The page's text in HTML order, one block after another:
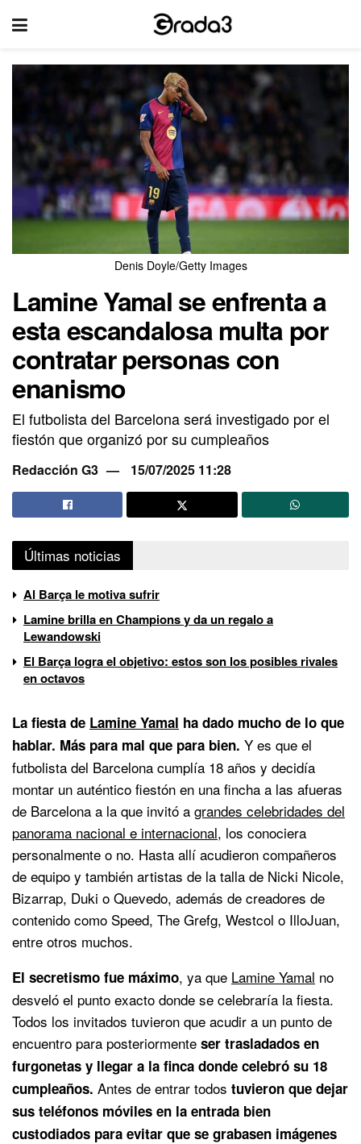
Denis Doyle/Getty Images
Lamine Yamal se enfrenta a
esta escandalosa multa por
contratar personas con
enanismo
El futbolista del Barcelona será investigado por el
fiestón que organizó por su cumpleaños
Redacción G3 15/07/2025 11:28
Últimas noticias
Al Barça le motiva sufrir
Lamine brilla en Champions y da un regalo a
Lewandowski
El Barça logra el objetivo: estos son los posibles rivales
en octavos
La fiesta de Lamine Yamal ha dado mucho de lo que
hablar. Más para mal que para bien. Y es que el
futbolista del Barcelona cumplía 18 años y decidía
montar un auténtico fiestón en una fincha a las afueras
de Barcelona a la que invitó a grandes celebridades del
panorama nacional e internacional, los conociera
personalmente o no. Hasta allí acudieron compañeros
de equipo y también artistas de la talla de Nicki Nicole,
Bizarrap, Duki o Quevedo, además de creadores de
contenido como Speed, The Grefg, Westcol o IlloJuan,
entre otros muchos.
El secretismo fue máximo, ya que Lamine Yamal no
desveló el punto exacto donde se celebraría la fiesta.
Todos los invitados tuvieron que acudir a un punto de
encuentro para posteriormente ser trasladados en
furgonetas y llegar a la finca donde celebró su 18
cumpleaños. Antes de entrar todos tuvieron que dejar
sus teléfonos móviles en la entrada bien
custodiados para evitar que se grabasen imágenes